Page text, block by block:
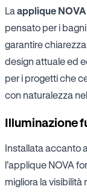
Laapplique NOVA
pensato per i
garantire
design attuale ed
per i progetti che
con naturalezza
Illuminazione
Installata accanto
l’applique NOVA
migliora la visibilità